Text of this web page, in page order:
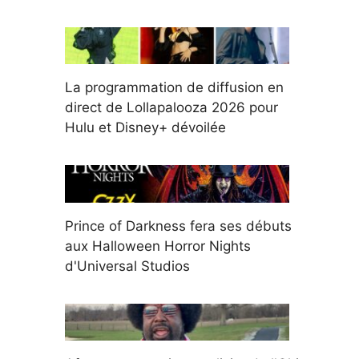
La programmation de diffusion en
direct de Lollapalooza 2026 pour
Hulu et Disney+ dévoilée
Prince of Darkness fera ses débuts
aux Halloween Horror Nights
d'Universal Studios